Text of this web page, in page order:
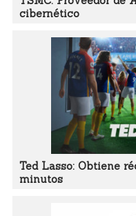
cibernético
Ted Lasso: Obtiene
minutos